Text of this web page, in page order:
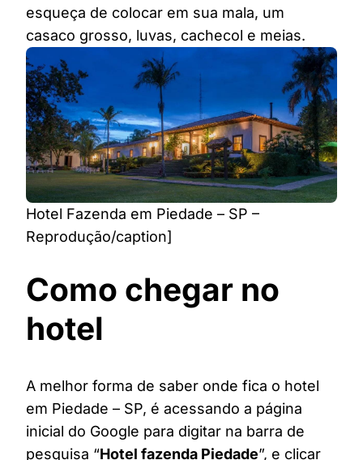
esqueça de colocar em sua mala, um
casaco grosso, luvas, cachecol e meias.
Hotel Fazenda em Piedade – SP –
Reprodução/caption]
Como chegar no
hotel
A melhor forma de saber onde fica o hotel
em Piedade – SP, é acessando a página
inicial do Google para digitar na barra de
pesquisa “Hotel fazenda Piedade”, e clicar